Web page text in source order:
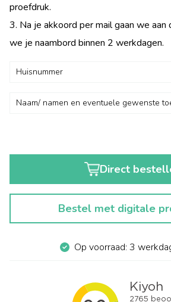
proefdruk.
3. Na je akkoord per mail gaan we aan
we je naambord binnen 2 werkdagen.
Direct
Bestel met digitale
Op voorraad: 3